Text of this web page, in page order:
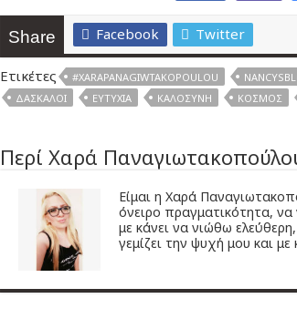
Share Facebook Twitter
Ετικέτες #XARAPANAGIWTAKOPOULOU
ΔΆΣΚΑΛΟΙ
ΕΥΤΥΧΊΑ ΚΑΛΟΣΎΝΗ ΚΌΣΜΟΣ
Περί Χαρά
Είμαι η Χαρά
όνειρο πραγματικότητα,
με κάνει να νιώθω
γεμίζει την ψυχή μου και